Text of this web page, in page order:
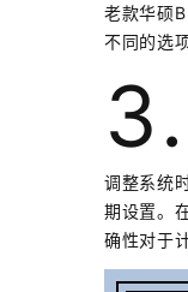
老款华硕
不同的选
调整系统
期设置。
确性对于